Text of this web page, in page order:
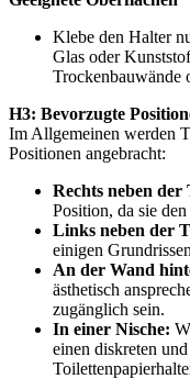
Klebe den Halter
Glas oder
Trockenbauwände
H3: Bevorzugte
Im Allgemeinen werden
Positionen angebracht:
Rechts neben der
Position, da sie
Links neben der
einigen
An der Wand
ästhetisch
zugänglich sein.
In einer Nische:
einen diskreten